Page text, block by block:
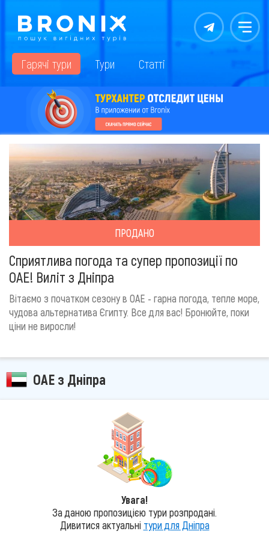
Контакты Меню
Гарячі тури Тури Статті
ПРОДАНО
Сприятлива погода та супер пропозиції по
ОАЕ! Виліт з Дніпра
Вітаємо з початком сезону в ОАЕ - гарна погода, тепле море,
чудова альтернатива Єгипту. Все для вас! Бронюйте, поки
ціни не виросли!
ОАЕ з Дніпра
Увага!
За даною пропозицією тури розпродані.
Дивитися актуальні тури для Дніпра